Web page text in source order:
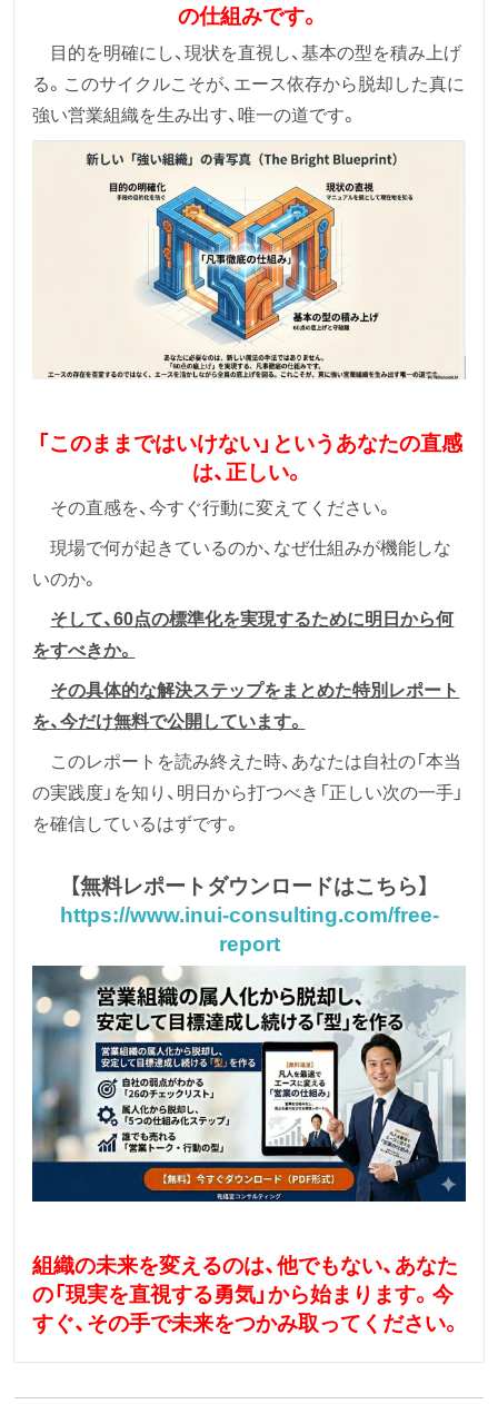
の仕組みです。
目的を明確にし、現状を直視し、基本の型を積み上げ
る。このサイクルこそが、エース依存から脱却した真に
強い営業組織を生み出す、唯一の道です。
「このままではいけない」というあなたの直感
は、正しい。
その直感を、今すぐ行動に変えてください。
現場で何が起きているのか、なぜ仕組みが機能しな
いのか。
そして、60点の標準化を実現するために明日から何
をすべきか。
その具体的な解決ステップをまとめた特別レポート
を、今だけ無料で公開しています。
このレポートを読み終えた時、あなたは自社の「本当
の実践度」を知り、明日から打つべき「正しい次の一手」
を確信しているはずです。
【無料レポートダウンロードはこちら】
https://www.inui-consulting.com/free-
report
組織の未来を変えるのは、他でもない、あなた
の「現実を直視する勇気」から始まります。今
すぐ、その手で未来をつかみ取ってください。